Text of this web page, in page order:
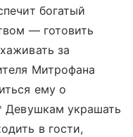
богатый
— готовить
за
Митрофана
ему о
Девушкам украшать
в гости,